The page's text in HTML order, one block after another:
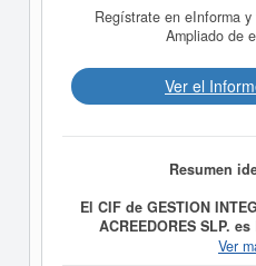
Regístrate en eInforma
Ampliado de
Ver el
Resumen
El CIF de GESTION
ACREEDORES SLP. es
INTEGRAL DE
Ver